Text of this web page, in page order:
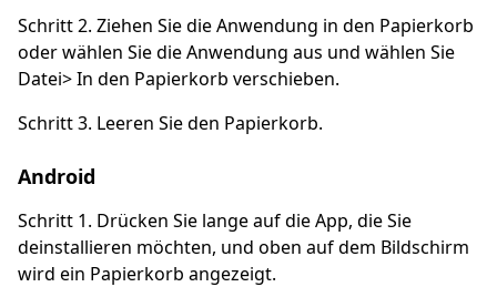
Schritt 2. Ziehen Sie die Anwendung in den Papierkorb
oder wählen Sie die Anwendung aus und wählen Sie
Datei> In den Papierkorb verschieben.
Schritt 3. Leeren Sie den Papierkorb.
Android
Schritt 1. Drücken Sie lange auf die App, die Sie
deinstallieren möchten, und oben auf dem Bildschirm
wird ein Papierkorb angezeigt.